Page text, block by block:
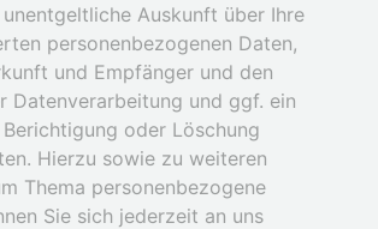
Auskunft über Ihre
personenbezogenen Daten,
und Empfänger und den
Datenverarbeitung und ggf. ein
oder Löschung
Hierzu sowie zu weiteren
Thema personenbezogene
Sie sich jederzeit an uns